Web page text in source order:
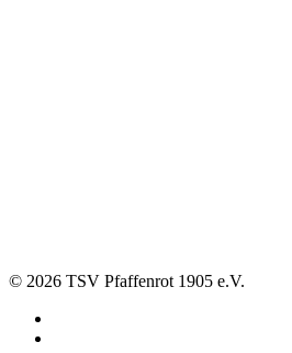
© 2026 TSV Pfaffenrot 1905 e.V.